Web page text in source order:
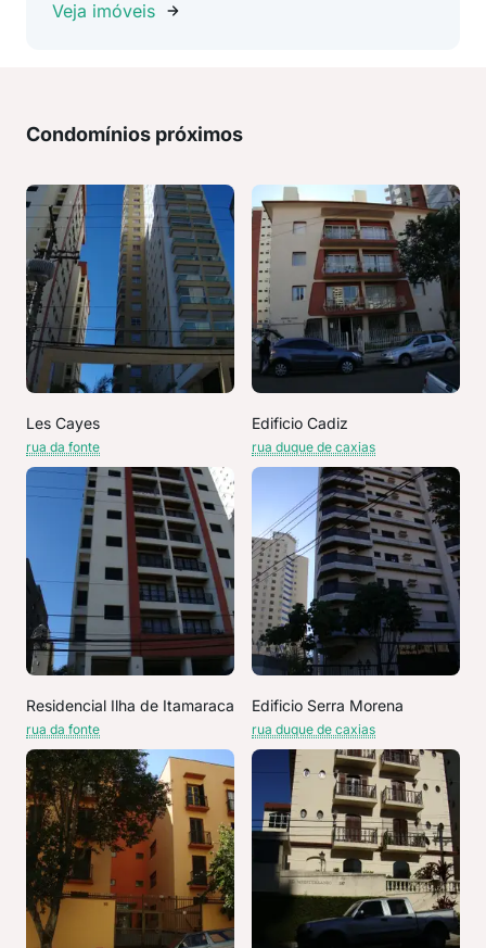
Veja imóveis
Condomínios próximos
Les Cayes
rua da fonte
Edificio Cadiz
rua duque de caxias
Residencial Ilha de Itamaraca
rua da fonte
Edificio Serra Morena
rua duque de caxias